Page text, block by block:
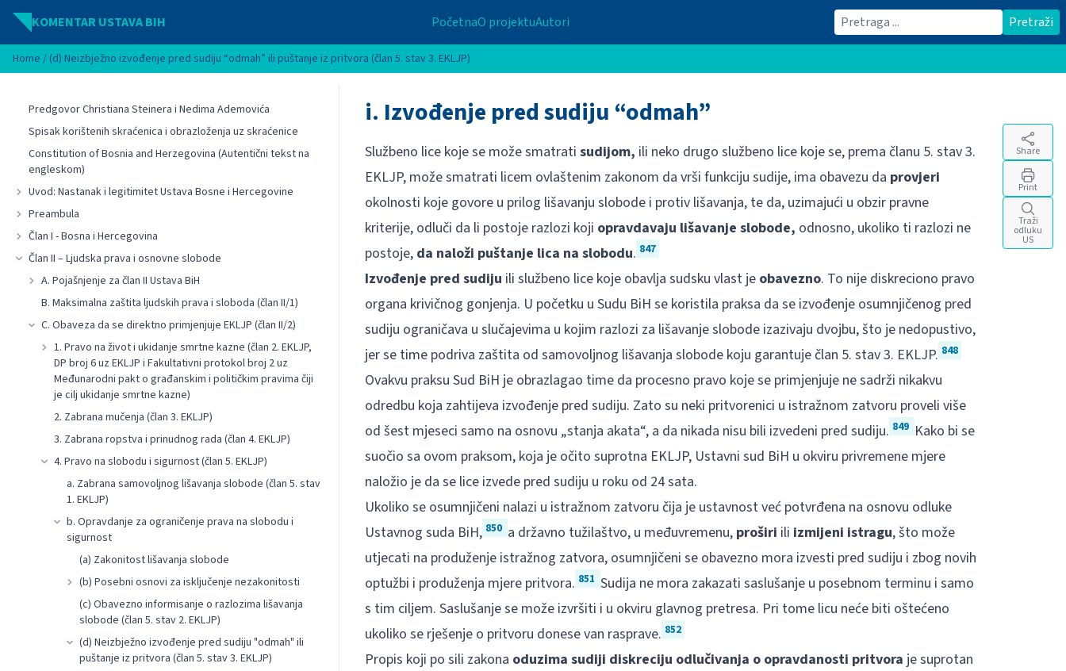
Idi na sadržaj
KOMENTAR USTAVA BIH PočetnaO projektuAutori Traži Pretraži
Home / (d) Neizbježno izvođenje pred sudiju “odmah” ili puštanje iz pritvora (član 5. stav 3. EKLJP)
Predgovor Christiana Steinera i Nedima Ademovića
Spisak korištenih skraćenica i obrazloženja uz skraćenice
Constitution of Bosnia and Herzegovina (Autentični tekst na
engleskom)
Uvod: Nastanak i legitimitet Ustava Bosne i Hercegovine
Preambula
Član I - Bosna i Hercegovina
Član II – Ljudska prava i osnovne slobode
A. Pojašnjenje za član II Ustava BiH
B. Maksimalna zaštita ljudskih prava i sloboda (član II/1)
C. Obaveza da se direktno primjenjuje EKLJP (član II/2)
1. Pravo na život i ukidanje smrtne kazne (član 2. EKLJP,
DP broj 6 uz EKLJP i Fakultativni protokol broj 2 uz
Međunarodni pakt o građanskim i političkim pravima čiji
je cilj ukidanje smrtne kazne)
2. Zabrana mučenja (član 3. EKLJP)
3. Zabrana ropstva i prinudnog rada (član 4. EKLJP)
4. Pravo na slobodu i sigurnost (član 5. EKLJP)
a. Zabrana samovoljnog lišavanja slobode (član 5. stav
1. EKLJP)
b. Opravdanje za ograničenje prava na slobodu i
sigurnost
(a) Zakonitost lišavanja slobode
(b) Posebni osnovi za isključenje nezakonitosti
(c) Obavezno informisanje o razlozima lišavanja
slobode (član 5. stav 2. EKLJP)
(d) Neizbježno izvođenje pred sudiju "odmah" ili
puštanje iz pritvora (član 5. stav 3. EKLJP)
i. Izvođenje pred sudiju “odmah”
Službeno lice koje se može smatrati sudijom, ili neko drugo službeno lice koje se, prema članu 5. stav 3.
EKLJP, može smatrati licem ovlaštenim zakonom da vrši funkciju sudije, ima obavezu da provjeri
okolnosti koje govore u prilog lišavanju slobode i protiv lišavanja, te da, uzimajući u obzir pravne
kriterije, odluči da li postoje razlozi koji opravdavaju lišavanje slobode, odnosno, ukoliko ti razlozi ne
postoje, da naloži puštanje lica na slobodu. 847
Izvođenje pred sudiju ili službeno lice koje obavlja sudsku vlast je obavezno. To nije diskreciono pravo
organa krivičnog gonjenja. U početku u Sudu BiH se koristila praksa da se izvođenje osumnjičenog pred
sudiju ograničava u slučajevima u kojim razlozi za lišavanje slobode izazivaju dvojbu, što je nedopustivo,
jer se time podriva zaštita od samovoljnog lišavanja slobode koju garantuje član 5. stav 3. EKLJP. 848
Ovakvu praksu Sud BiH je obrazlagao time da procesno pravo koje se primjenjuje ne sadrži nikakvu
odredbu koja zahtijeva izvođenje pred sudiju. Zato su neki pritvorenici u istražnom zatvoru proveli više
od šest mjeseci samo na osnovu „stanja akata“, a da nikada nisu bili izvedeni pred sudiju. 849 Kako bi se
suočio sa ovom praksom, koja je očito suprotna EKLJP, Ustavni sud BiH u okviru privremene mjere
naložio je da se lice izvede pred sudiju u roku od 24 sata.
Ukoliko se osumnjičeni nalazi u istražnom zatvoru čija je ustavnost već potvrđena na osnovu odluke
Ustavnog suda BiH, 850 a državno tužilaštvo, u međuvremenu, proširi ili izmijeni istragu, što može
utjecati na produženje istražnog zatvora, osumnjičeni se obavezno mora izvesti pred sudiju i zbog novih
optužbi i produženja mjere pritvora. 851 Sudija ne mora zakazati saslušanje u posebnom terminu i samo
s tim ciljem. Saslušanje se može izvršiti i u okviru glavnog pretresa. Pri tome licu neće biti oštećeno
ukoliko se rješenje o pritvoru donese van rasprave. 852
Propis koji po sili zakona oduzima sudiji diskreciju odlučivanja o opravdanosti pritvora je suprotan
Share
Print
Traži
odluku
US